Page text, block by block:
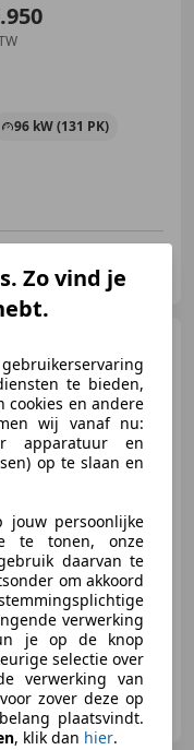
96 kW (131 PK)
L1/H2 Comfort Airco
99 kW (135 PK)
Zo vind je
te bieden,
cookies en andere
wij vanaf nu:
apparatuur en
op te slaan en
jouw persoonlijke
te tonen, onze
daarvan te
om akkoord
verwerking
je op de knop
selectie over
verwerking van
zover deze op
plaatsvindt.
, klik dan hier.